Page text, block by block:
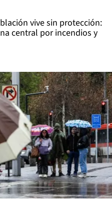
vive sin protección:
central por incendios y